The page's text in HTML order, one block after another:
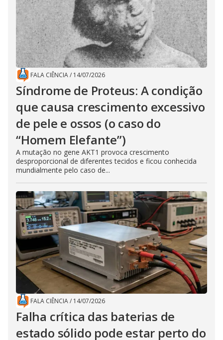
FALA CIÊNCIA/ 14/07/2026
Síndrome de Proteus: A condição
que causa crescimento excessivo
de pele e ossos (o caso do
“Homem Elefante”)
A mutação no gene AKT1 provoca crescimento
desproporcional de diferentes tecidos e ficou conhecida
mundialmente pelo caso de...
FALA CIÊNCIA/ 14/07/2026
Falha crítica das baterias de
estado sólido pode estar perto do